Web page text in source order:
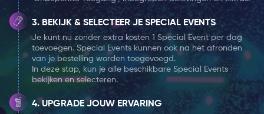
ook micromobiliteitsverhuur, autodelen en
voedselbezorgdiensten aan via Bolt Food.
AMSTERDAM NIGHTLIFE TICKET
VOORDELEN
Heb jij ook regelmatig een taxi nodig richting het
uitgaan of juist de weg terug na het uitgaan? Dat is
BEKIJK & SELECTEER JE SPECIAL EVENTS
Je kunt nu zonder extra kosten 1 Special Event per dag
toevoegen. Special Events kunnen ook na het afronden
van je bestelling worden toegevoegd.
In deze stap, kun je alle beschikbare Special Events
bekijken en selecteren.
UPGRADE JOUW ERVARING